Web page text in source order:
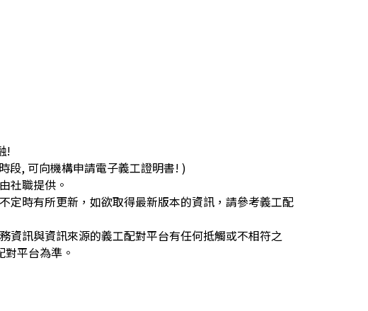
!
段, 可向機構申請電子義工證明書! )
社職提供。
定時有所更新，如欲取得最新版本的資訊，請參考義工配
資訊與資訊來源的義工配對平台有任何抵觸或不相符之
平台為準。